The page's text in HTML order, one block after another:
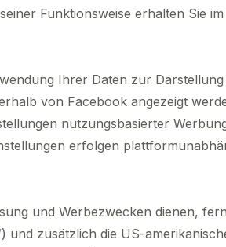
Funktionsweise erhalten Sie
Ihrer Daten zur
von Facebook angezeigt
nutzungsbasierter
erfolgen
und Werbezwecken dienen,
) und zusätzlich die US-